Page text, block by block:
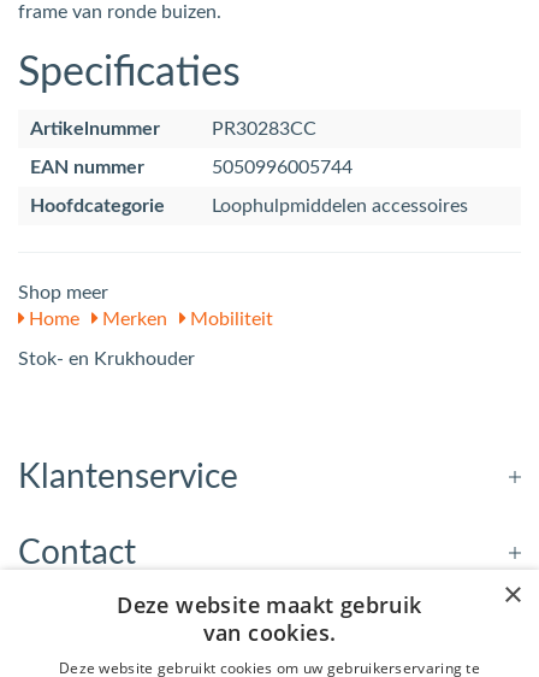
frame van ronde buizen.
Specificaties
Artikelnummer
PR30283CC
EAN nummer
5050996005744
Hoofdcategorie
Loophulpmiddelen accessoires
Shop meer
Home
Merken Mobiliteit
Stok- en Krukhouder
Klantenservice
Contact
Openingstijden
×
Deze website maakt gebruik
van cookies.
Deze website gebruikt cookies om uw gebruikerservaring te